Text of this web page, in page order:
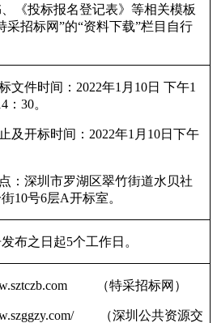
《投标报名登记表》等相关模板
采招标网”的“资料下载”栏目自行
文件时间： 2022年1 月 10日 下午1
： 30。
及开标时间： 2022年1 月 10日下午
：深圳市罗湖区翠竹街道水贝社
10号6层A开标室。
布之日起5个工作日。
（特采招标网）
（深圳公共资源交